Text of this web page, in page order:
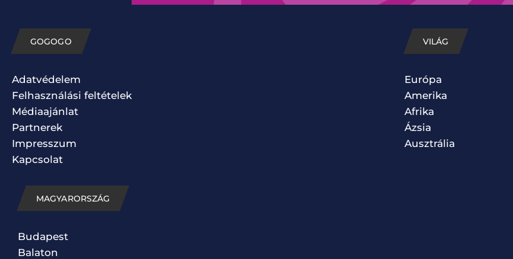
GOGOGO
Adatvédelem
Felhasználási feltételek
Médiaajánlat
Partnerek
Impresszum
Kapcsolat
MAGYARORSZÁG
Budapest
Balaton
VILÁG
Európa
Amerika
Afrika
Ázsia
Ausztrália